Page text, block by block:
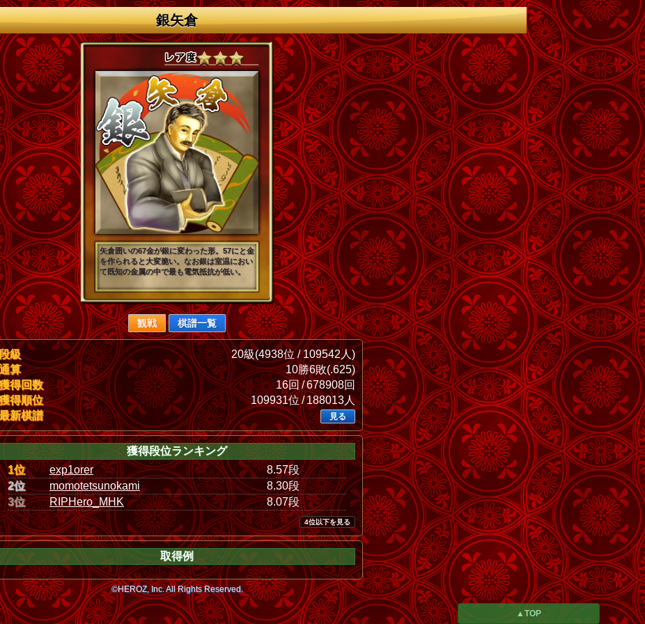
銀矢倉
矢倉囲いの67金が銀に変わった形。57にと金
を作られると大変脆い。なお銀は室温におい
て既知の金属の中で最も電気抵抗が低い。
観戦 棋譜一覧
級
20級(4938位 / 109542人)
算
10勝6敗(.625)
得回数
16回 / 678908回
得順位
109931位 / 188013人
新棋譜
見る
獲得段位ランキング
1位
exp1orer
8.57段
2位
momotetsunokami
8.30段
3位
RIPHero_MHK 8.07段
4位以下を見る
取得例
©HEROZ, Inc. All Rights Reserved.
▲TOP